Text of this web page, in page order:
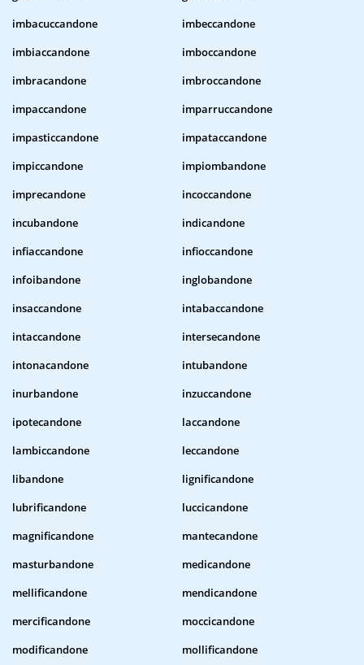
imbacuccandone
imbeccandone
imbiaccandone
imboccandone
imbracandone
imbroccandone
impaccandone
imparruccandone
impasticcandone
impataccandone
impiccandone
impiombandone
imprecandone
incoccandone
incubandone
indicandone
infiaccandone
infioccandone
infoibandone
inglobandone
insaccandone
intabaccandone
intaccandone
intersecandone
intonacandone
intubandone
inurbandone
inzuccandone
ipotecandone
laccandone
lambiccandone
leccandone
libandone
lignificandone
lubrificandone
luccicandone
magnificandone
mantecandone
masturbandone
medicandone
mellificandone
mendicandone
mercificandone
moccicandone
modificandone
mollificandone